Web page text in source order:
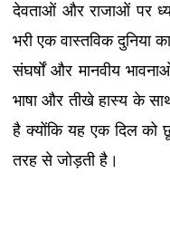
देवताओं और राजाओं पर
भरी एक वास्तविक दुनिया
संघर्षों और मानवीय
भाषा और तीखे हास्य के
है क्योंकि यह एक दिल को
तरह से जोड़ती है।